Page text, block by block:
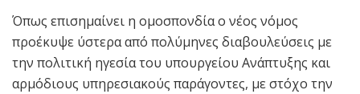
Όπως επισημαίνει η ομοσπονδία ο νέος νόμος
προέκυψε ύστερα από πολύμηνες διαβουλεύσεις με
την πολιτική ηγεσία του υπουργείου Ανάπτυξης και
αρμόδιους υπηρεσιακούς παράγοντες, με στόχο την